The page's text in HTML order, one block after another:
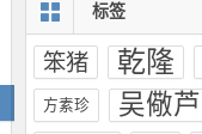
标签
笨猪 乾隆
方素珍 吴儆芦